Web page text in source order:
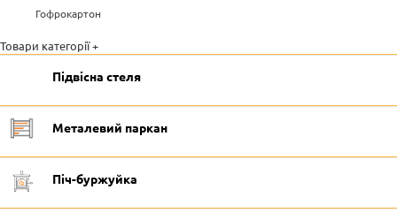
Гофрокартон
Товари категорії +
Підвісна стеля
Металевий паркан
Піч-буржуйка